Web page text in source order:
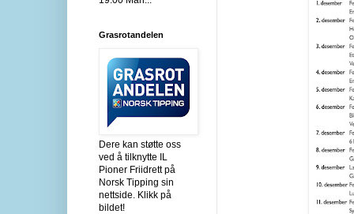
Grasrotandelen
Dere kan støtte oss
ved å tilknytte IL
Pioner Friidrett på
Norsk Tipping sin
nettside. Klikk på
bildet!